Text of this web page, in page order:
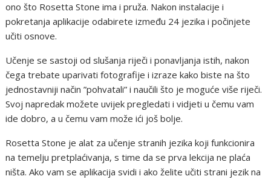
ono što Rosetta Stone ima i pruža. Nakon instalacije i
pokretanja aplikacije odabirete između 24 jezika i počinjete
učiti osnove.
Učenje se sastoji od slušanja riječi i ponavljanja istih, nakon
čega trebate uparivati fotografije i izraze kako biste na što
jednostavniji način ”pohvatali” i naučili što je moguće više riječi.
Svoj napredak možete uvijek pregledati i vidjeti u čemu vam
ide dobro, a u čemu vam može ići još bolje.
Rosetta Stone je alat za učenje stranih jezika koji funkcionira
na temelju pretplaćivanja, s time da se prva lekcija ne plaća
ništa. Ako vam se aplikacija svidi i ako želite učiti strani jezik na